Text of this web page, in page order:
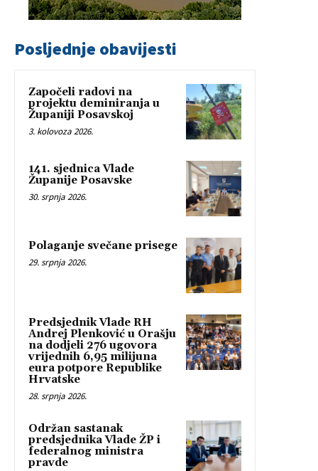
Posljednje obavijesti
Započeli radovi na
projektu deminiranja u
Županiji Posavskoj
3. kolovoza 2026.
141. sjednica Vlade
Županije Posavske
30. srpnja 2026.
Polaganje svečane prisege
29. srpnja 2026.
Predsjednik Vlade RH
Andrej Plenković u Orašju
na dodjeli 276 ugovora
vrijednih 6,95 milijuna
eura potpore Republike
Hrvatske
28. srpnja 2026.
Održan sastanak
predsjednika Vlade ŽP i
federalnog ministra
pravde